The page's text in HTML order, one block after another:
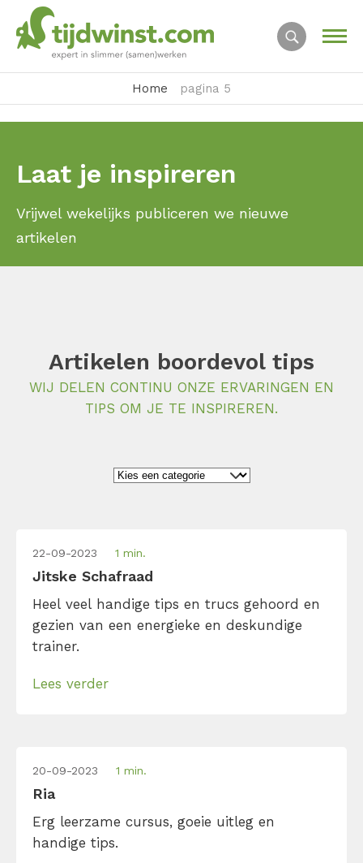
Home pagina 5
Laat je inspireren
Vrijwel wekelijks publiceren we nieuwe
artikelen
Artikelen boordevol tips
WIJ DELEN CONTINU ONZE ERVARINGEN EN
TIPS OM JE TE INSPIREREN.
22-09-2023 1 min.
Jitske Schafraad
Heel veel handige tips en trucs gehoord en
gezien van een energieke en deskundige
trainer.
Lees verder
20-09-2023 1 min.
Ria
Erg leerzame cursus, goeie uitleg en
handige tips.